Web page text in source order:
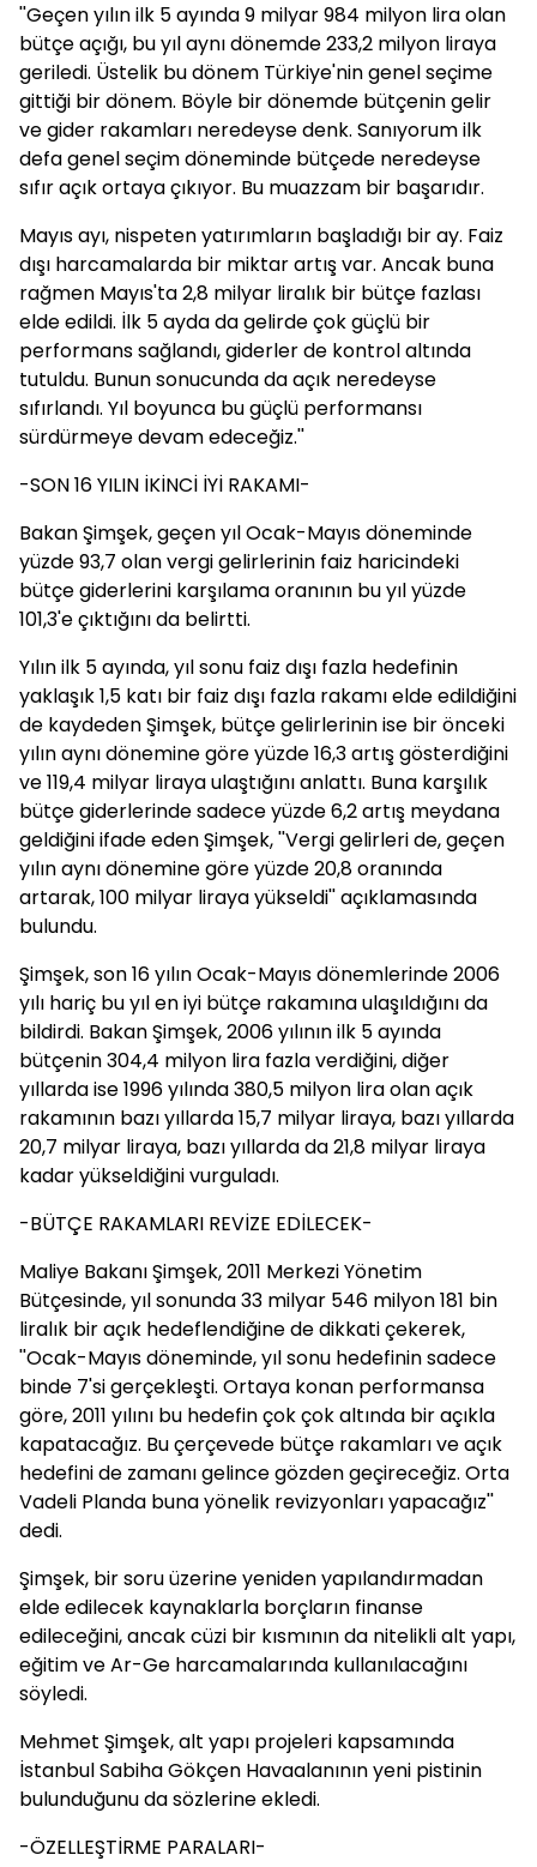
''Geçen yılın ilk 5 ayında 9 milyar 984 milyon lira olan
bütçe açığı, bu yıl aynı dönemde 233,2 milyon liraya
geriledi. Üstelik bu dönem Türkiye'nin genel seçime
gittiği bir dönem. Böyle bir dönemde bütçenin gelir
ve gider rakamları neredeyse denk. Sanıyorum ilk
defa genel seçim döneminde bütçede neredeyse
sıfır açık ortaya çıkıyor. Bu muazzam bir başarıdır.
Mayıs ayı, nispeten yatırımların başladığı bir ay. Faiz
dışı harcamalarda bir miktar artış var. Ancak buna
rağmen Mayıs'ta 2,8 milyar liralık bir bütçe fazlası
elde edildi. İlk 5 ayda da gelirde çok güçlü bir
performans sağlandı, giderler de kontrol altında
tutuldu. Bunun sonucunda da açık neredeyse
sıfırlandı. Yıl boyunca bu güçlü performansı
sürdürmeye devam edeceğiz.''
-SON 16 YILIN İKİNCİ İYİ RAKAMI-
Bakan Şimşek, geçen yıl Ocak-Mayıs döneminde
yüzde 93,7 olan vergi gelirlerinin faiz haricindeki
bütçe giderlerini karşılama oranının bu yıl yüzde
101,3'e çıktığını da belirtti.
Yılın ilk 5 ayında, yıl sonu faiz dışı fazla hedefinin
yaklaşık 1,5 katı bir faiz dışı fazla rakamı elde edildiğini
de kaydeden Şimşek, bütçe gelirlerinin ise bir önceki
yılın aynı dönemine göre yüzde 16,3 artış gösterdiğini
ve 119,4 milyar liraya ulaştığını anlattı. Buna karşılık
bütçe giderlerinde sadece yüzde 6,2 artış meydana
geldiğini ifade eden Şimşek, ''Vergi gelirleri de, geçen
yılın aynı dönemine göre yüzde 20,8 oranında
artarak, 100 milyar liraya yükseldi'' açıklamasında
bulundu.
Şimşek, son 16 yılın Ocak-Mayıs dönemlerinde 2006
yılı hariç bu yıl en iyi bütçe rakamına ulaşıldığını da
bildirdi. Bakan Şimşek, 2006 yılının ilk 5 ayında
bütçenin 304,4 milyon lira fazla verdiğini, diğer
yıllarda ise 1996 yılında 380,5 milyon lira olan açık
rakamının bazı yıllarda 15,7 milyar liraya, bazı yıllarda
20,7 milyar liraya, bazı yıllarda da 21,8 milyar liraya
kadar yükseldiğini vurguladı.
-BÜTÇE RAKAMLARI REVİZE EDİLECEK-
Maliye Bakanı Şimşek, 2011 Merkezi Yönetim
Bütçesinde, yıl sonunda 33 milyar 546 milyon 181 bin
liralık bir açık hedeflendiğine de dikkati çekerek,
''Ocak-Mayıs döneminde, yıl sonu hedefinin sadece
binde 7'si gerçekleşti. Ortaya konan performansa
göre, 2011 yılını bu hedefin çok çok altında bir açıkla
kapatacağız. Bu çerçevede bütçe rakamları ve açık
hedefini de zamanı gelince gözden geçireceğiz. Orta
Vadeli Planda buna yönelik revizyonları yapacağız''
dedi.
Şimşek, bir soru üzerine yeniden yapılandırmadan
elde edilecek kaynaklarla borçların finanse
edileceğini, ancak cüzi bir kısmının da nitelikli alt yapı,
eğitim ve Ar-Ge harcamalarında kullanılacağını
söyledi.
Mehmet Şimşek, alt yapı projeleri kapsamında
İstanbul Sabiha Gökçen Havaalanının yeni pistinin
bulunduğunu da sözlerine ekledi.
-ÖZELLEŞTİRME PARALARI-